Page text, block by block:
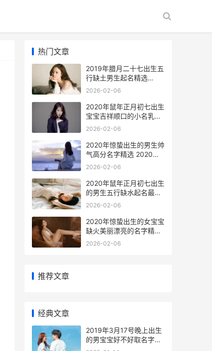
热门文章
2019年腊月二十七出生五
行缺土男生起名精选
2026年农历二月二十八是
2026-02-06
2020年鼠年正月初七出生
宝宝吉祥顺口的小名乳名
锦集 2020鼠年正月出生
2026-02-06
2020年惊蛰出生的男生帅
气高分名字精选 2020年
惊蛰出生的鼠宝宝好不好
2026-02-06
2020年鼠年正月初七出生
的男生五行缺水起名最好
听的名字 2020年正月出
2026-02-06
2020年惊蛰出生的女宝宝
缺火美丽漂亮的名字精选
2020年惊蛰是哪天
2026-02-06
推荐文章
经典文章
2019年3月17号晚上出生
的男宝宝好不好取名字
2019年3月17日什么星座